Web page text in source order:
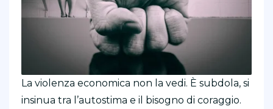
La violenza economica non la vedi. È subdola, si
insinua tra l’autostima e il bisogno di coraggio.